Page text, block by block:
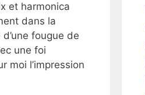
et harmonica
dans la
fougue de
une foi
moi l’impression